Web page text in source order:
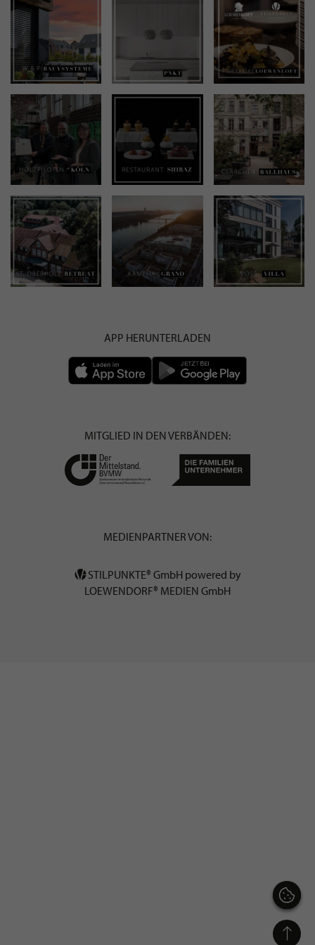
APP HERUNTERLADEN
MITGLIED IN DEN VERBÄNDEN:
MEDIENPARTNER VON:
STILPUNKTE® GmbH powered by
LOEWENDORF® MEDIEN GmbH